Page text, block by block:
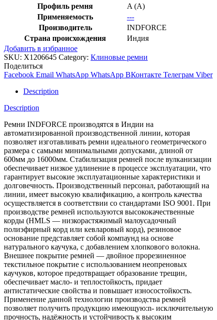
Профиль ремня
A (A)
Применяемость
---
Производитель
INDFORCE
Страна происхождения
Индия
Добавить в избранное
SKU: X1206645 Category: Клиновые ремни
Поделиться
Facebook Email WhatsApp WhatsApp ВКонтакте Телеграм Viber
Description
Description
Ремни INDFORCE производятся в Индии на
автоматизированной производственной линии, которая
позволяет изготавливать ремни идеального геометрического
размера с самыми минимальными допусками, длиной от
600мм до 16000мм. Стабилизация ремней после вулканизации
обеспечивает низкое удлинение в процессе эксплуатации, что
гарантирует высокие эксплуатационные характеристики и
долговечность. Производственный персонал, работающий на
линии, имеет высокую квалификацию, а контроль качества
осуществляется в соответствии со стандартами ISO 9001. При
производстве ремней используются высококачественные
корды (HMLS — низкорастяжимый малоусадочный
полиэфирный корд или кевларовый корд), резиновое
основание представляет собой компаунд на основе
натурального каучука, с добавлением хлопкового волокна.
Внешнее покрытие ремней — двойное прорезиненное
текстильное покрытие с использованием неопреновых
каучуков, которое предотвращает образование трещин,
обеспечивает масло- и теплостойкость, придает
антистатические свойства и повышает износостойкость.
Применение данной технологии производства ремней
позволяет получить продукцию имеющую:n- исключительную
прочность, надёжность и устойчивость к высоким